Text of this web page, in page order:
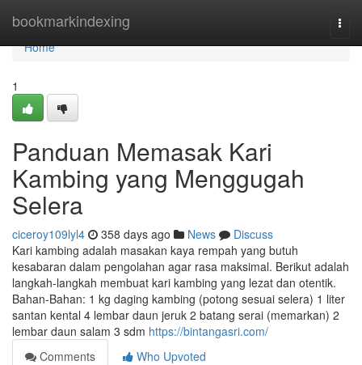
bookmarkindexing
Home
Home
1
Panduan Memasak Kari
Kambing yang Menggugah
Selera
ciceroy109lyl4 358 days ago News
Discuss
Kari kambing adalah masakan kaya rempah yang butuh
kesabaran dalam pengolahan agar rasa maksimal. Berikut adalah
langkah-langkah membuat kari kambing yang lezat dan otentik.
Bahan-Bahan: 1 kg daging kambing (potong sesuai selera) 1 liter
santan kental 4 lembar daun jeruk 2 batang serai (memarkan) 2
lembar daun salam 3 sdm https://bintangasri.com/
Comments
Who Upvoted